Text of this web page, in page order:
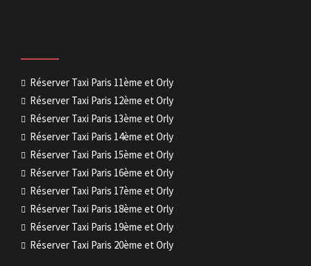
Réserver Taxi Paris 11ème et Orly
Réserver Taxi Paris 12ème et Orly
Réserver Taxi Paris 13ème et Orly
Réserver Taxi Paris 14ème et Orly
Réserver Taxi Paris 15ème et Orly
Réserver Taxi Paris 16ème et Orly
Réserver Taxi Paris 17ème et Orly
Réserver Taxi Paris 18ème et Orly
Réserver Taxi Paris 19ème et Orly
Réserver Taxi Paris 20ème et Orly